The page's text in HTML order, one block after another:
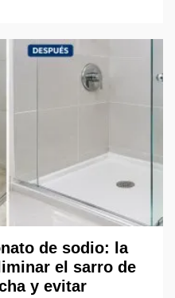
de sodio: la
el sarro de
y evitar